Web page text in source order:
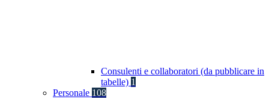
Consulenti e collaboratori (da pubblicare in
tabelle) 1
Personale 108